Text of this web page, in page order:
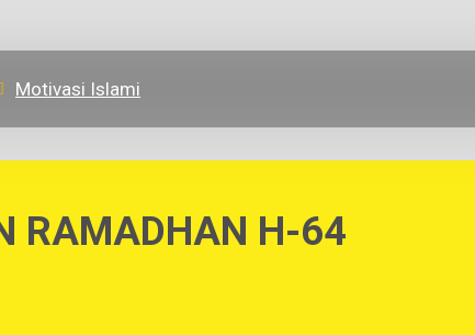
Motivasi Islami
RAMADHAN H-64